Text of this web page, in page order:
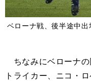
ベローナ戦、後半途中
ちなみにベローナの
トライカー、ニコ・